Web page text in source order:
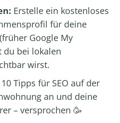
Erstelle ein kostenloses
für deine
(früher Google My
du bei lokalen
wirst.
10 Tipps für SEO auf der
an und deine
– versprochen 🥳